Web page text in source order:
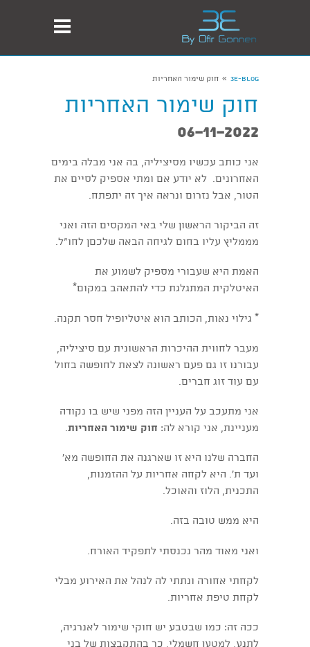
3E-Blog
» חוק שימור האחריות
חוק שימור האחריות
06-11-2022
אני כותב עכשיו מסיציליה, בה אני מבלה בימים
האחרונים. לא יודע אם ומתי אספיק לסיים את
הטור, אבל נזרום ונראה איך זה יתפתח.
זה הביקור הראשון שלי באי המקסים הזה ואני
מממליץ עליו בחום לגיחה הבאה שלכםן לחו"ל.
האמת היא שעבורי מספיק לשמוע את
האיטלקית המתגלגת כדי להתאהב במקום*
* גילוי נאות, הכותב הוא איטליופיל חסר תקנה.
מעבר לחווית ההיכרות הראשונית עם סיציליה,
עבורנו זו גם פעם ראשונה לצאת לחופשה בחול
עם עוד זוג חברים.
אני מתעכב על העניין הזה מפני שיש בו נקודה
מעניינת, אני קורא לה: חוק שימור האחריות.
החברה שלנו היא זו שארגנה את החופשה מא'
ועד ת'. היא לקחה אחריות על ההזמנות,
התכנית, הלוז והאוכל.
היא ממש טובה בזה.
ואני מאוד מהר נכנסתי לתפקיד האורח.
לקחתי אחורה ונתתי לה לנהל את האירוע מבלי
לקחת טיפת אחריות.
ככה זה: כמו שבטבע יש חוקי שימור לאנרגיה,
לתנע, למטען חשמלי, כך בהתקבצות של בני